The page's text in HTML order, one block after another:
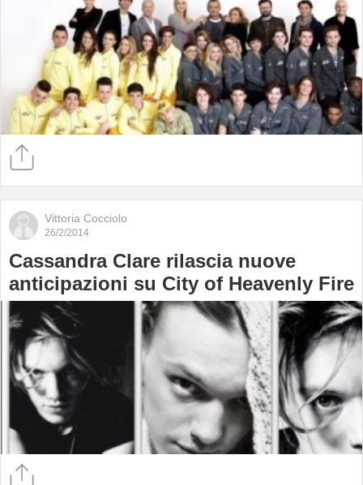
Vittoria Cocciolo
26/2/2014
Cassandra Clare rilascia nuove
anticipazioni su City of Heavenly Fire